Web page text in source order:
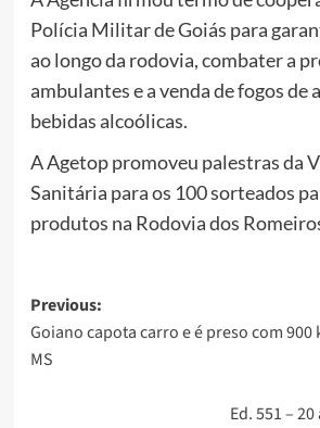
Polícia Militar de Goiás para
ao longo da rodovia, combater a
ambulantes e a venda de fogos de
bebidas alcoólicas.
A Agetop promoveu palestras da
Sanitária para os 100 sorteados
produtos na Rodovia dos
Post
navigation
Previous:
Goiano capota carro e é preso com 900
MS
Ed. 551 –